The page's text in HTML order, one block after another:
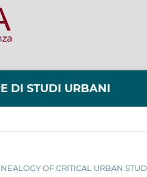
DI STUDI URBANI
OF CRITICAL URBAN